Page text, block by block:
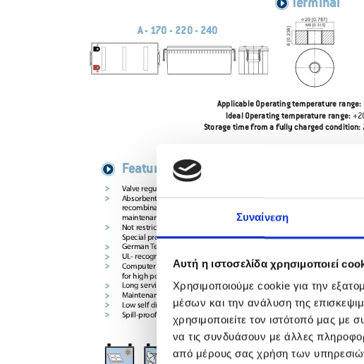
Συναίνεση
Αυτή η ιστοσελίδα χρησιμοποιεί
Χρησιμοποιούμε cookie για την
μέσων και την ανάλυση της
χρησιμοποιείτε τον ιστότοπό μας με
να τις συνδυάσουν με άλλες
από μέρους σας χρήση των